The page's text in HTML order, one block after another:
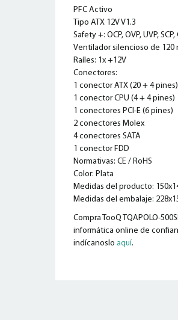
PFC Activo
Tipo ATX 12V V1.3
Safety +: OCP, OVP, UVP, SCP,
Ventilador silencioso de
Raíles: 1x +12V
Conectores:
1 conector ATX (20 + 4 pines)
1 conector CPU (4 + 4 pines)
1 conectores PCI-E (6 pines)
2 conectores Molex
4 conectores SATA
1 conector FDD
Normativas: CE / RoHS
Color: Plata
Medidas del producto:
Medidas del embalaje:
Compra TooQ TQAPOLO-
informática online de
indícanoslo aquí.